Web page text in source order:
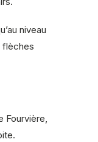
niveau
flèches
Fourvière,